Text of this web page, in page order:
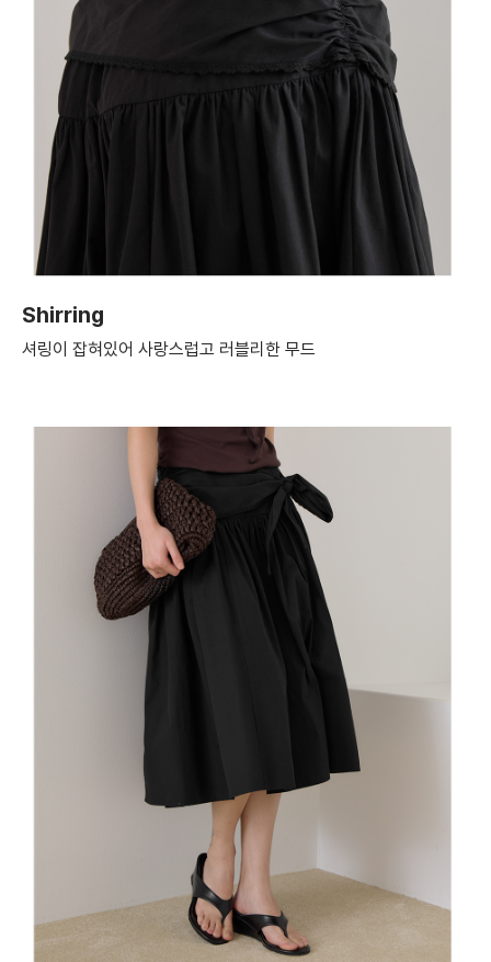
Shirring
셔링이 잡혀있어 사랑스럽고 러블리한 무드